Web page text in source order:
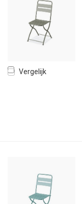
Vergelijk